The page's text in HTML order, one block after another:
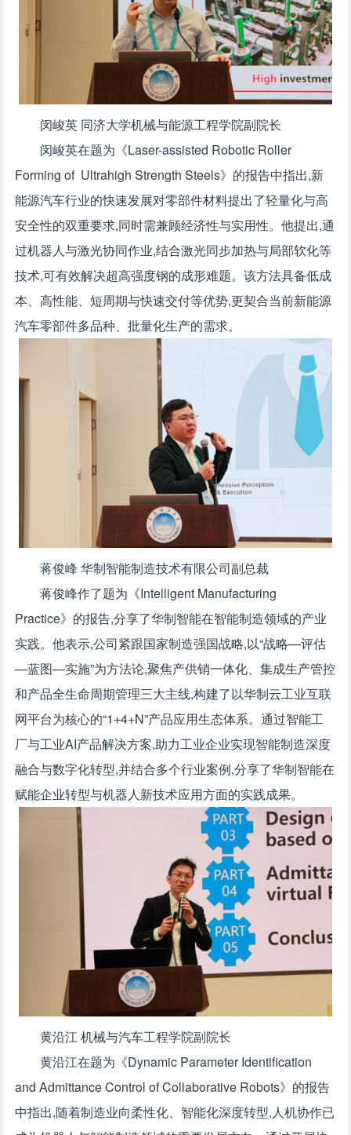
闵峻英 同济大学机械与能源工程学院副院长
闵峻英在题为《Laser-assisted Robotic Roller
Forming of Ultrahigh Strength Steels》的报告中指出,新
能源汽车行业的快速发展对零部件材料提出了轻量化与高
安全性的双重要求,同时需兼顾经济性与实用性。他提出,通
过机器人与激光协同作业,结合激光同步加热与局部软化等
技术,可有效解决超高强度钢的成形难题。该方法具备低成
本、高性能、短周期与快速交付等优势,更契合当前新能源
汽车零部件多品种、批量化生产的需求。
蒋俊峰 华制智能制造技术有限公司副总裁
蒋俊峰作了题为《Intelligent Manufacturing
Practice》的报告,分享了华制智能在智能制造领域的产业
实践。他表示,公司紧跟国家制造强国战略,以“战略—评估
—蓝图—实施”为方法论,聚焦产供销一体化、集成生产管控
和产品全生命周期管理三大主线,构建了以华制云工业互联
网平台为核心的“1+4+N”产品应用生态体系。通过智能工
厂与工业AI产品解决方案,助力工业企业实现智能制造深度
融合与数字化转型,并结合多个行业案例,分享了华制智能在
赋能企业转型与机器人新技术应用方面的实践成果。
黄沿江 机械与汽车工程学院副院长
黄沿江在题为《Dynamic Parameter Identification
and Admittance Control of Collaborative Robots》的报告
中指出,随着制造业向柔性化、智能化深度转型,人机协作已